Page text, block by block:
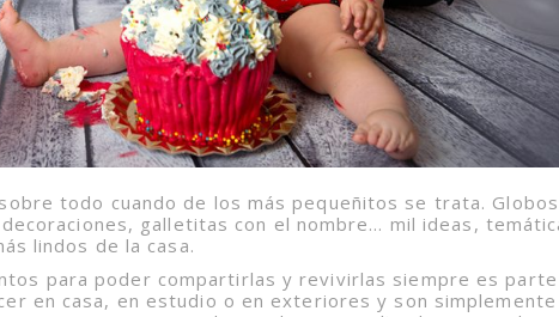
todo cuando de los más pequeñitos se trata.
galletitas con el nombre… mil ideas,
lindos de la casa.
para poder compartirlas y revivirlas siempre es
en casa, en estudio o en exteriores y son simplemente